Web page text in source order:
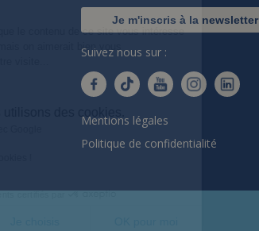
On a attendu d'être sûrs que le contenu de
ce site vous intéresse avant de vous
déranger, mais on aimerait bien vous
C'est OK pour vous ?
Partage de données avec Google
Cookies fonctionnels
Je m'inscris à la newsletter
Suivez nous sur :
Mentions légales
Politique de confidentialité